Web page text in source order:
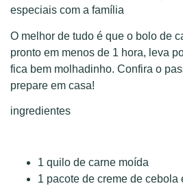
especiais com a família
O melhor de tudo é que o bolo de
pronto em menos de 1 hora, leva
fica bem molhadinho. Confira o
prepare em casa!
ingredientes
1 quilo de carne moída
1 pacote de creme de cebola